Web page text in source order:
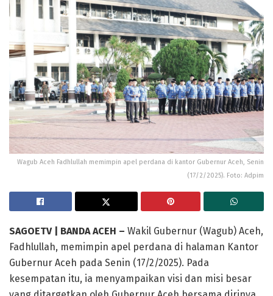
Wagub Aceh Fadhlullah memimpin apel perdana di kantor Gubernur Aceh, Senin
(17/2/2025). Foto: Adpim
SAGOETV | BANDA ACEH – Wakil Gubernur (Wagub) Aceh,
Fadhlullah, memimpin apel perdana di halaman Kantor
Gubernur Aceh pada Senin (17/2/2025). Pada
kesempatan itu, ia menyampaikan visi dan misi besar